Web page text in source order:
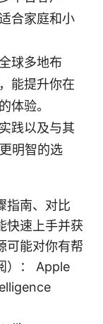
合家庭和小
球多地布
能提升你在
体验。
践以及与其
明智的选
指南、对比
快速上手并获
可能对你有帮
）： Apple